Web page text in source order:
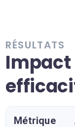
RÉSULTATS
Impact
Métrique